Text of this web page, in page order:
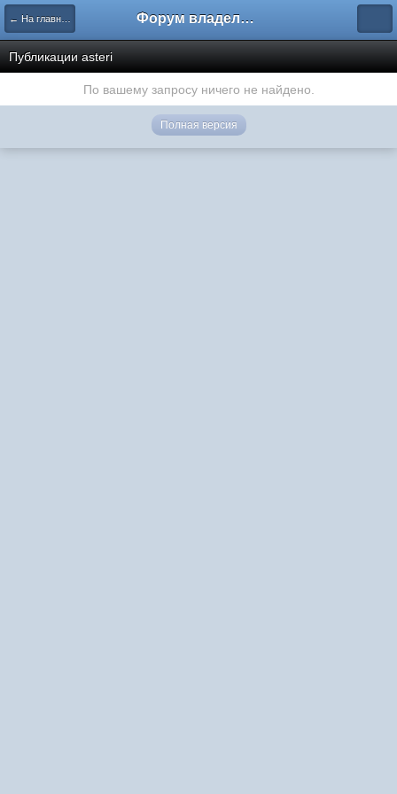
← На главную Форум владельцев интернет-магазинов
Публикации asteri
По вашему запросу ничего не найдено.
Полная версия